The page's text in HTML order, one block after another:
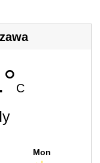
C
Mon